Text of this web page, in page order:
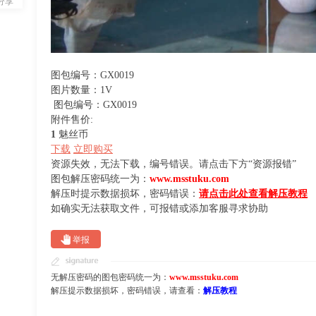
图包编号：GX0019
图片数量：1V
图包编号：GX0019
附件售价:
1 魅丝币
下载 立即购买
资源失效，无法下载，编号错误。请点击下方“资源报错”
图包解压密码统一为： www.msstuku.com
解压时提示数据损坏，密码错误： 请点击此处查看解压教程
如确实无法获取文件，可报错或添加客服寻求协助
举报
无解压密码的图包密码统一为： www.msstuku.com
解压提示数据损坏，密码错误，请查看： 解压教程